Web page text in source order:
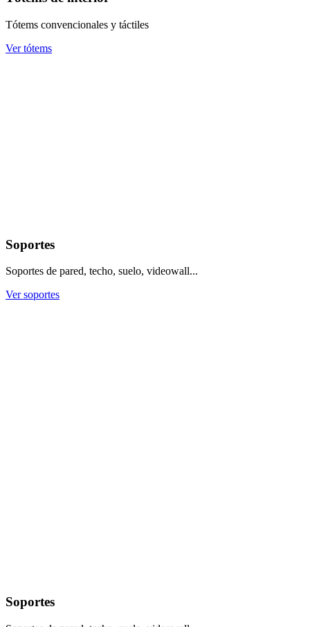
Tótems convencionales y táctiles
Ver tótems
Soportes
Soportes de pared, techo, suelo, videowall...
Ver soportes
Soportes